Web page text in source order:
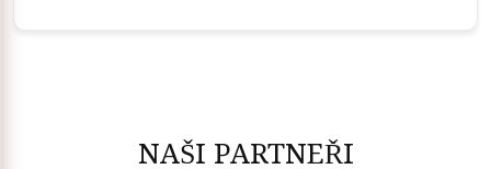
NAŠI PARTNEŘI